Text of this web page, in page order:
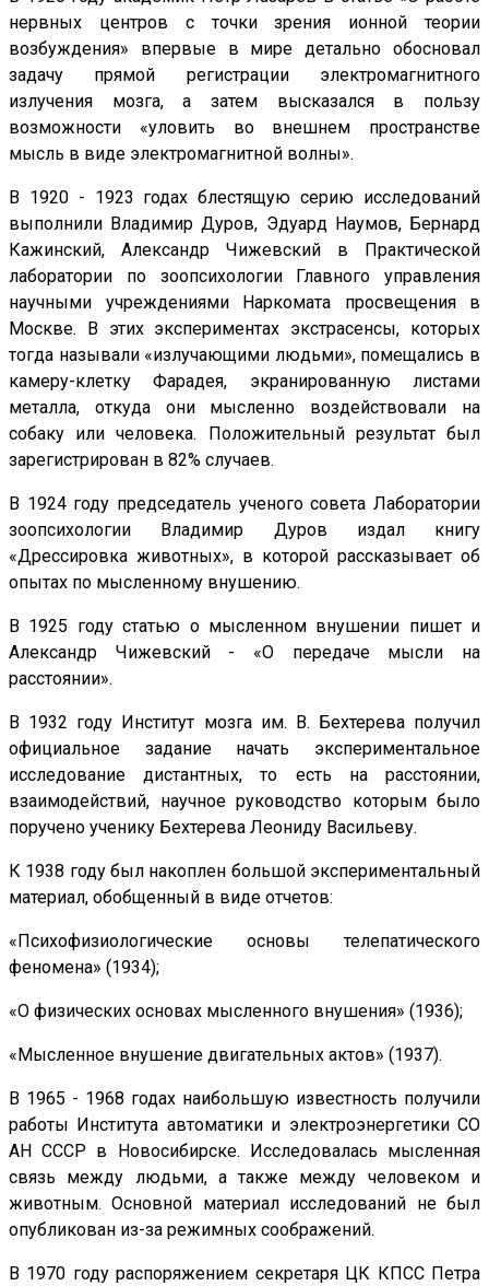
нервных центров с точки зрения ионной теории
возбуждения» впервые в мире детально обосновал
задачу прямой регистрации электромагнитного
излучения мозга, а затем высказался в пользу
возможности «уловить во внешнем пространстве
мысль в виде электромагнитной волны».
В 1920 - 1923 годах блестящую серию исследований
выполнили Владимир Дуров, Эдуард Наумов, Бернард
Кажинский, Александр Чижевский в Практической
лаборатории по зоопсихологии Главного управления
научными учреждениями Наркомата просвещения в
Москве. В этих экспериментах экстрасенсы, которых
тогда называли «излучающими людьми», помещались в
камеру-клетку Фарадея, экранированную листами
металла, откуда они мысленно воздействовали на
собаку или человека. Положительный результат был
зарегистрирован в 82% случаев.
В 1924 году председатель ученого совета Лаборатории
зоопсихологии Владимир Дуров издал книгу
«Дрессировка животных», в которой рассказывает об
опытах по мысленному внушению.
В 1925 году статью о мысленном внушении пишет и
Александр Чижевский - «О передаче мысли на
расстоянии».
В 1932 году Институт мозга им. В. Бехтерева получил
официальное задание начать экспериментальное
исследование дистантных, то есть на расстоянии,
взаимодействий, научное руководство которым было
поручено ученику Бехтерева Леониду Васильеву.
К 1938 году был накоплен большой экспериментальный
материал, обобщенный в виде отчетов:
«Психофизиологические основы телепатического
феномена» (1934);
«О физических основах мысленного внушения» (1936);
«Мысленное внушение двигательных актов» (1937).
В 1965 - 1968 годах наибольшую известность получили
работы Института автоматики и электроэнергетики СО
АН СССР в Новосибирске. Исследовалась мысленная
связь между людьми, а также между человеком и
животным. Основной материал исследований не был
опубликован из-за режимных соображений.
В 1970 году распоряжением секретаря ЦК КПСС Петра